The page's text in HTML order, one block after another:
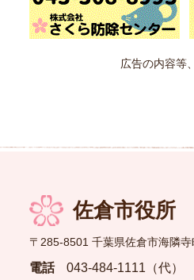
広告の内容等
佐倉市役所
〒285-8501 千葉県佐倉市海隣寺
電話
043-484-1111（代）